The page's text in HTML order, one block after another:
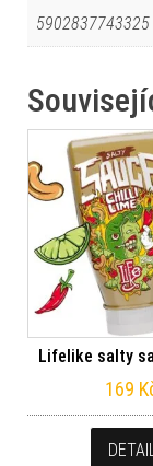
5902837743325
Lifelike salty
169